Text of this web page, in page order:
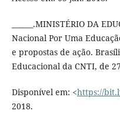
______.MINISTÉRIO DA
Nacional Por Uma
e propostas de ação.
Educacional da CNTI, de
Disponível em: <https://
2018.